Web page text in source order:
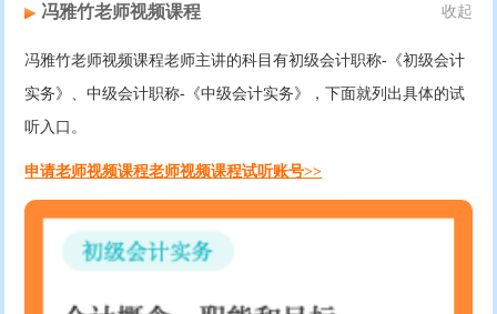
冯雅竹老师视频课程 收起
冯雅竹老师视频课程老师主讲的科目有初级会计职称-《初级会计
实务》、中级会计职称-《中级会计实务》，下面就列出具体的试
听入口。
申请老师视频课程老师视频课程试听账号>>